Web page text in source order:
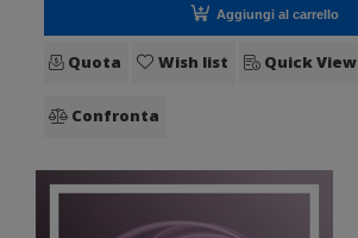
Aggiungi al carrello
Quota Wish list Quick View
Confronta